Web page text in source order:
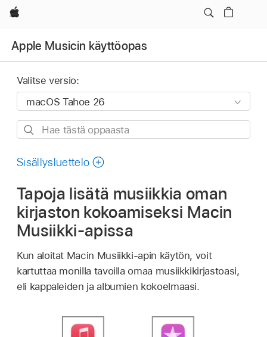
Apple
Apple Musicin käyttöopas
Valitse versio:
Hae
oppaasta
Sisällysluettelo
Tapoja lisätä musiikkia oman
kirjaston kokoamiseksi Macin
Musiikki-apissa
Kun aloitat Macin Musiikki-apin käytön, voit
kartuttaa monilla tavoilla omaa musiikkikirjastoasi,
eli kappaleiden ja albumien kokoelmaasi.